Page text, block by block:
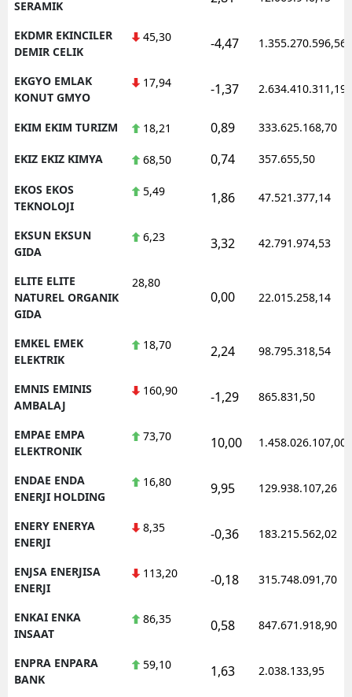
SERAMIK
EKDMR EKINCILER
DEMIR CELIK
45,30 -4,47 1.355.270.596,56
EKGYO EMLAK
KONUT GMYO
17,94 -1,37 2.634.410.311,19
EKIM EKIM TURIZM 18,21 0,89 333.625.168,70
EKIZ EKIZ KIMYA 68,50 0,74 357.655,50
EKOS EKOS
TEKNOLOJI
5,49 1,86 47.521.377,14
EKSUN EKSUN
GIDA
6,23 3,32 42.791.974,53
ELITE ELITE
NATUREL ORGANIK
GIDA
28,80
0,00 22.015.258,14
EMKEL EMEK
ELEKTRIK
18,70 2,24 98.795.318,54
EMNIS EMINIS
AMBALAJ
160,90 -1,29 865.831,50
EMPAE EMPA
ELEKTRONIK
73,70 10,00 1.458.026.107,00
ENDAE ENDA
ENERJI HOLDING
16,80 9,95 129.938.107,26
ENERY ENERYA
ENERJI
8,35 -0,36 183.215.562,02
ENJSA ENERJISA
ENERJI
113,20 -0,18 315.748.091,70
ENKAI ENKA
INSAAT
86,35 0,58 847.671.918,90
ENPRA ENPARA
BANK
59,10 1,63 2.038.133,95